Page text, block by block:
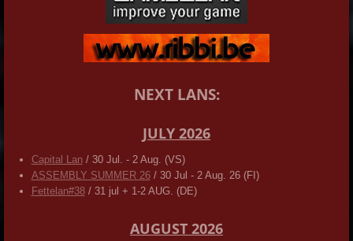
NEXT LANS:
JULY 2026
Capital Lan/ 30 Jul. - 2 Aug. (VS)
ASSEMBLY SUMMER 26/ 30 Jul - 2 Aug. 26 (FI)
Fettelan#38/ 31 jul + 1-2 AUG. (DE)
AUGUST 2026